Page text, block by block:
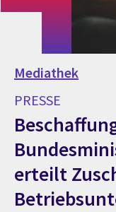
Mediathek
PRESSE
erteilt